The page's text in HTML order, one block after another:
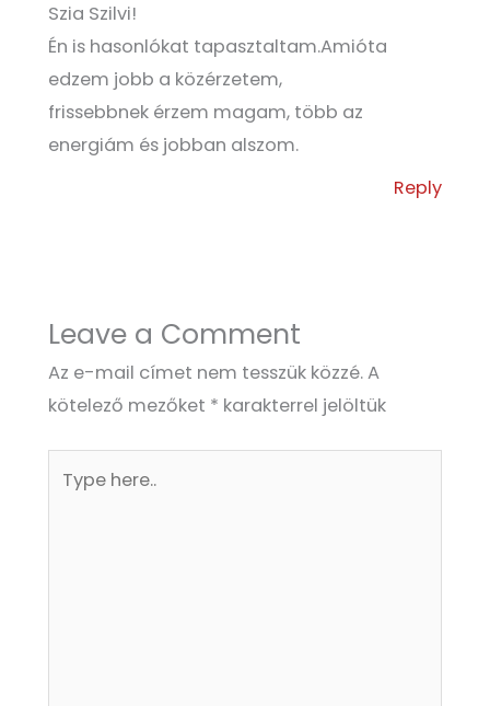
Szia Szilvi!
Én is hasonlókat tapasztaltam.Amióta
edzem jobb a közérzetem,
frissebbnek érzem magam, több az
energiám és jobban alszom.
Reply
Leave a Comment
Az e-mail címet nem tesszük közzé.A
kötelező mezőket * karakterrel jelöltük
here..